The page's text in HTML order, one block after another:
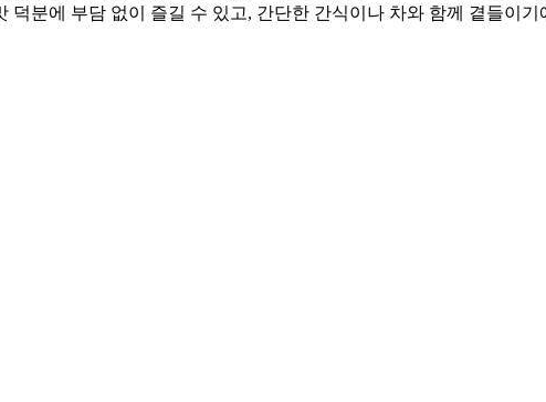
덕분에 부담 없이 즐길 수 있고, 간단한 간식이나 차와 함께 곁들이